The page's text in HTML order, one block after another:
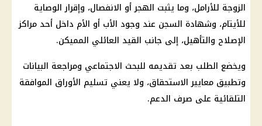
الزوجة للأرامل، وما يثبت الهجر أو الانفصال، وإقرار الوصاية
للأيتام، وشهادة السجن عند وجود الأب أو الأم داخل أحد مراكز
الإصلاح والتأهيل، إلى جانب القيد العائلي المميكن.
ويخضع الطلب بعد تقديمه للبحث الاجتماعي ومراجعة البيانات
وتطبيق معايير الاستحقاق، ولا يعني تسليم الأوراق الموافقة
التلقائية على صرف الدعم.